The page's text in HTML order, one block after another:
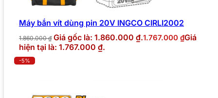
Máy bắn vít dùng pin 20V INGCO CIRLI2002
1.860.000₫ Giá gốc là: 1.860.000 ₫.1.767.000 ₫Giá
hiện tại là: 1.767.000 ₫.
-5%